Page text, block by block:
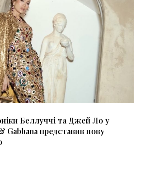
Беллуччі та Джей Ло у
представив нову